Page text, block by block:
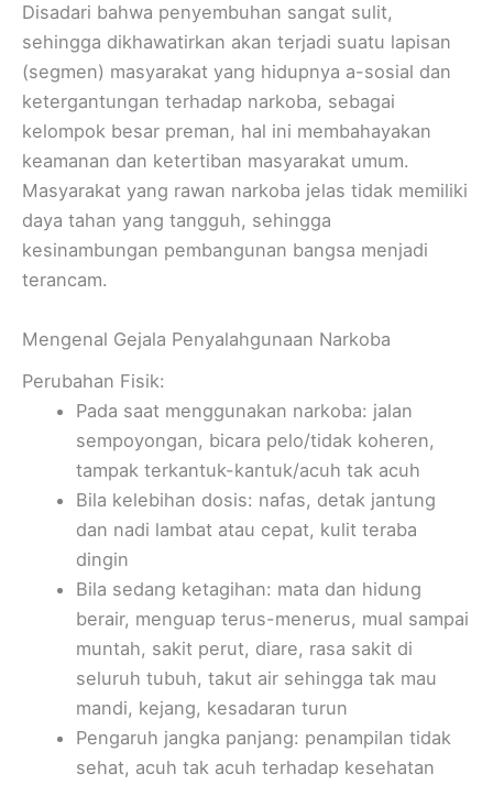
Disadari bahwa penyembuhan sangat sulit,
sehingga dikhawatirkan akan terjadi suatu lapisan
(segmen) masyarakat yang hidupnya a-sosial dan
ketergantungan terhadap narkoba, sebagai
kelompok besar preman, hal ini membahayakan
keamanan dan ketertiban masyarakat umum.
Masyarakat yang rawan narkoba jelas tidak memiliki
daya tahan yang tangguh, sehingga
kesinambungan pembangunan bangsa menjadi
terancam.
Mengenal Gejala Penyalahgunaan Narkoba
Perubahan Fisik:
Pada saat menggunakan narkoba: jalan
sempoyongan, bicara pelo/tidak koheren,
tampak terkantuk-kantuk/acuh tak acuh
Bila kelebihan dosis: nafas, detak jantung
dan nadi lambat atau cepat, kulit teraba
dingin
Bila sedang ketagihan: mata dan hidung
berair, menguap terus-menerus, mual sampai
muntah, sakit perut, diare, rasa sakit di
seluruh tubuh, takut air sehingga tak mau
mandi, kejang, kesadaran turun
Pengaruh jangka panjang: penampilan tidak
sehat, acuh tak acuh terhadap kesehatan